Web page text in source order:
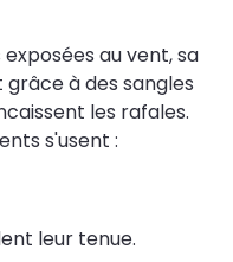
au vent, sa
à des sangles
les rafales.
s'usent :
leur tenue.